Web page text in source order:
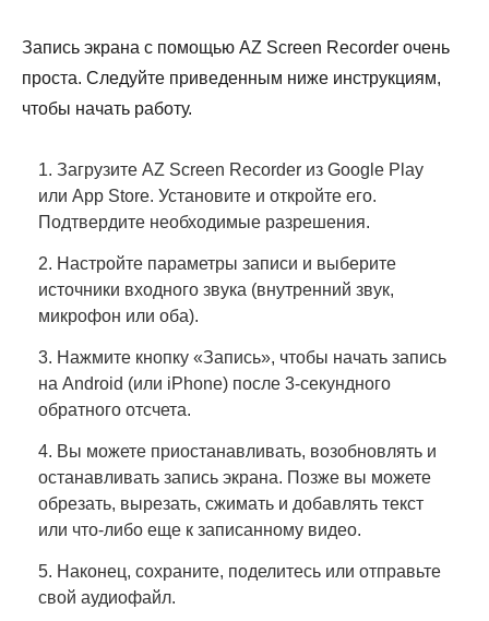
Запись экрана с помощью AZ Screen Recorder очень
проста. Следуйте приведенным ниже инструкциям,
чтобы начать работу.
1. Загрузите AZ Screen Recorder из Google Play
или App Store. Установите и откройте его.
Подтвердите необходимые разрешения.
2. Настройте параметры записи и выберите
источники входного звука (внутренний звук,
микрофон или оба).
3. Нажмите кнопку «Запись», чтобы начать запись
на Android (или iPhone) после 3-секундного
обратного отсчета.
4. Вы можете приостанавливать, возобновлять и
останавливать запись экрана. Позже вы можете
обрезать, вырезать, сжимать и добавлять текст
или что-либо еще к записанному видео.
5. Наконец, сохраните, поделитесь или отправьте
свой аудиофайл.